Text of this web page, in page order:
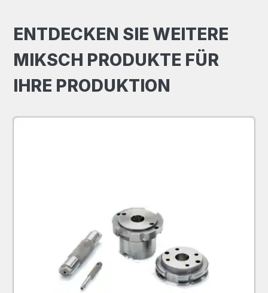
ENTDECKEN SIE WEITERE
MIKSCH PRODUKTE FÜR
IHRE PRODUKTION